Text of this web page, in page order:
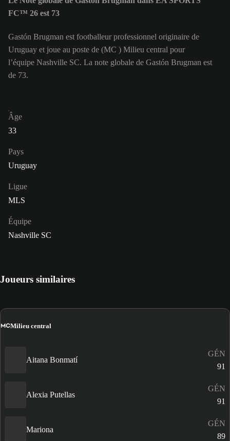
FC™ 26 est 73
Gastón Brugman est footballeur professionnel originaire de
Uruguay et joue au poste de (MC ) Milieu central pour
l’équipe Nashville SC. La note globale de Gastón Brugman est
de 73.
Âge
33
Pays
Uruguay
Ligue
MLS
Équipe
Nashville SC
Joueurs similaires
MCMilieu central
Aitana Bonmatí
GÉN
91
Alexia Putellas
GÉN
91
Mariona
GÉN
89